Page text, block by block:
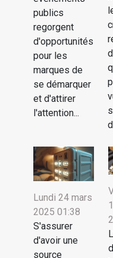
publics
regorgent
d'opportunités
pour les
marques de
se démarquer
et d'attirer
l'attention...
Lundi 24 mars
2025 01:38
S'assurer
d'avoir une
source